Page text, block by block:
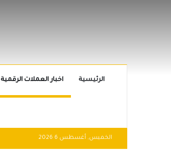
الرئيسية اخبار العملات الرقمية
الخميس, أغسطس 6 2026